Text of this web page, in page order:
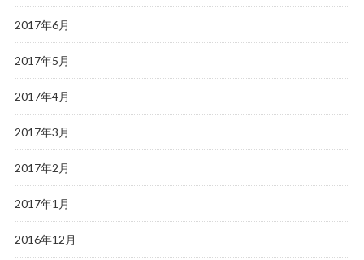
2017年6月
2017年5月
2017年4月
2017年3月
2017年2月
2017年1月
2016年12月